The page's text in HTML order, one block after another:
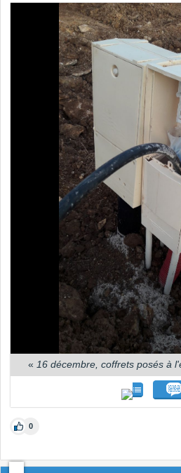
« 16 décembre, coffrets posés à
0